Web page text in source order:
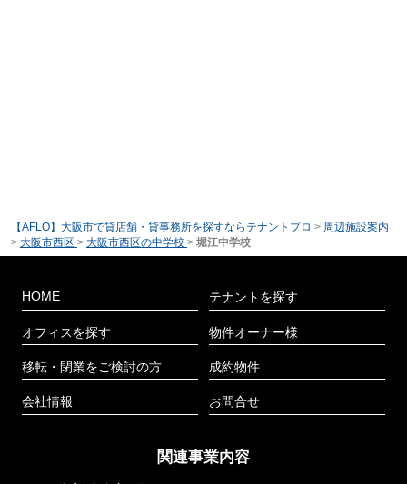
【AFLO】大阪市で貸店舗・貸事務所を探すならテナントプロ > 周辺施設案内
> 大阪市西区 > 大阪市西区の中学校 > 堀江中学校
HOME
オフィスを探す
移転・閉業をご検討の方
会社情報
テナントを探す
物件オーナー様
成約物件
お問合せ
関連事業内容